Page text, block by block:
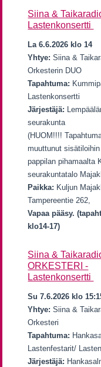
Siina &
Lastenkonsertti
La 6.6.2026 klo 14
Yhtye: Siina &
Orkesterin DUO
Tapahtuma:
Lastenkonsertti
Järjestäjä:
seurakunta
(HUOM!!!!
muuttunut sisätiloihin
pappilan pihamaalta
seurakuntatalo
Paikka: Kuljun
Tampereentie 262,
Vapaa pääsy.
klo14-17)
Siina &
ORKESTERI -
Lastenkonsertti
Su 7.6.2026 klo
Yhtye: Siina &
Orkesteri
Tapahtuma:
Lastenfestarit/
Järjestäjä: